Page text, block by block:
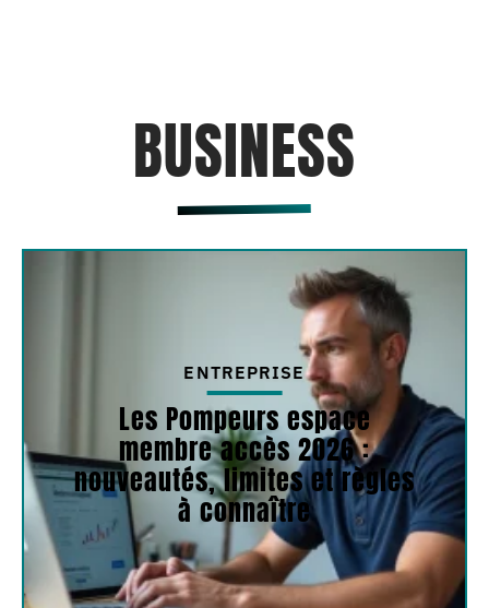
BUSINESS
ENTREPRISE
Les Pompeurs espace
membre accès 2026 :
nouveautés, limites et règles
à connaître